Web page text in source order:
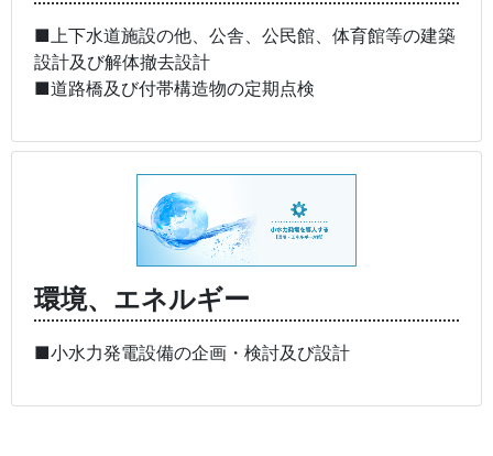
■上下水道施設の他、公舎、公民館、体育館等の建築
設計及び解体撤去設計
■道路橋及び付帯構造物の定期点検
環境、エネルギー
■小水力発電設備の企画・検討及び設計